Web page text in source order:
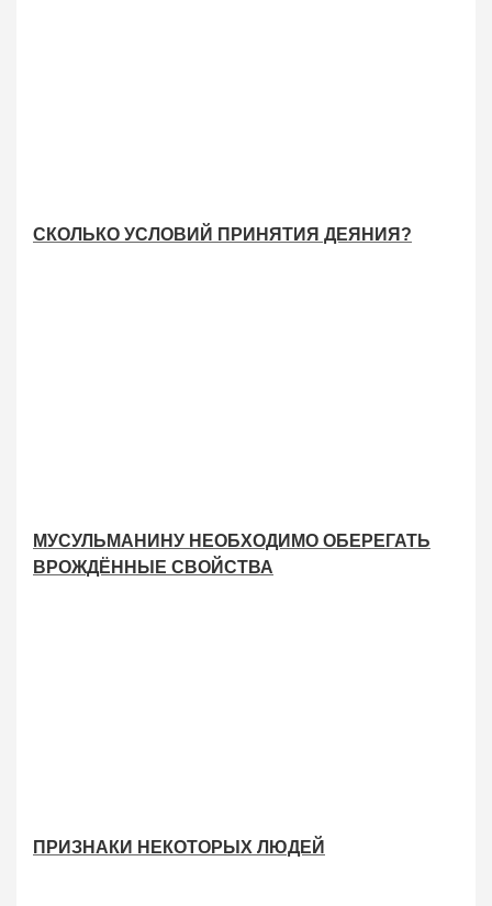
СКОЛЬКО УСЛОВИЙ ПРИНЯТИЯ ДЕЯНИЯ?
МУСУЛЬМАНИНУ НЕОБХОДИМО ОБЕРЕГАТЬ
ВРОЖДЁННЫЕ СВОЙСТВА
ПРИЗНАКИ НЕКОТОРЫХ ЛЮДЕЙ